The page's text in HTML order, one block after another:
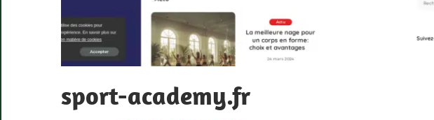
sport-academy.fr